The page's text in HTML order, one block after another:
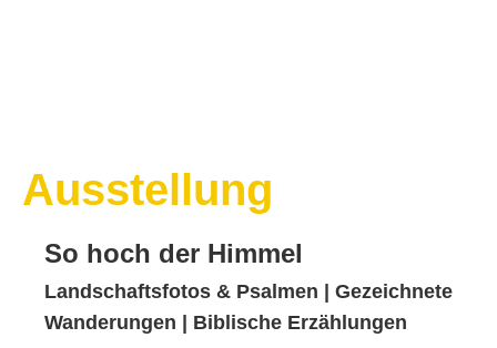
Ausstellung
So hoch der Himmel
Landschaftsfotos & Psalmen | Gezeichnete
Wanderungen | Biblische Erzählungen